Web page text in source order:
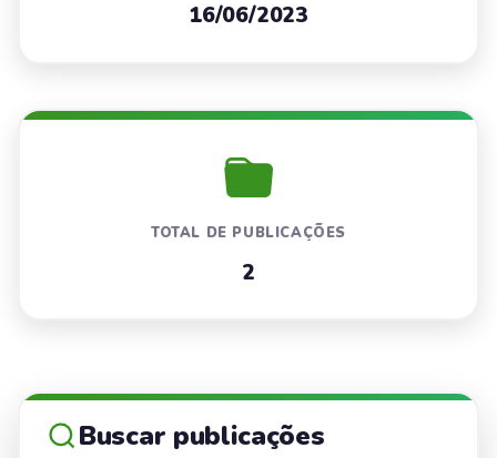
16/06/2023
TOTAL DE PUBLICAÇÕES
2
Buscar publicações